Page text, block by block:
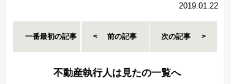
2019.01.22
一番最初の記事 前の記事 次の記事
不動産執行人は見たの一覧へ